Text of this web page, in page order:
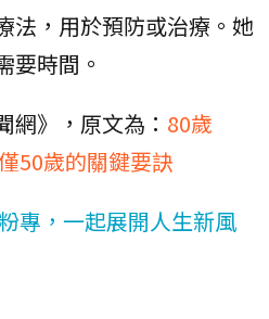
法，用於預防或治療。她
要時間。
網》，原文為： 80歲
50歲的關鍵要訣
專，一起展開人生新風